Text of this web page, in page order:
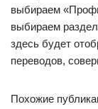
выбираем
выбираем
здесь будет
переводов,
Похожие